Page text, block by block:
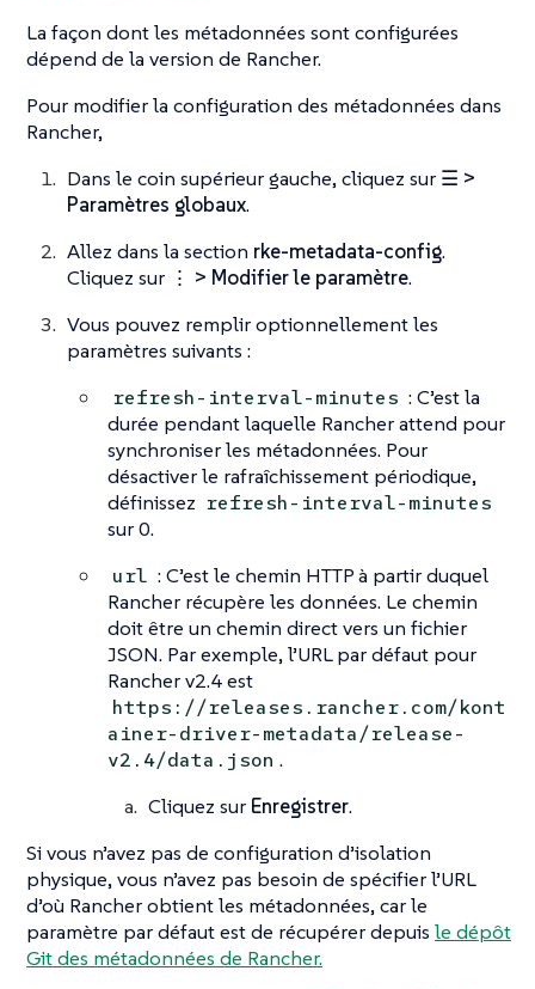
La façon dont les métadonnées sont configurées
dépend de la version de Rancher.
Pour modifier la configuration des métadonnées dans
Rancher,
Dans le coin supérieur gauche, cliquez sur ☰ >
Paramètres globaux.
Allez dans la section rke-metadata-config.
Cliquez sur ⋮ > Modifier le paramètre.
Vous pouvez remplir optionnellement les
paramètres suivants :
refresh-interval-minutes : C’est la
durée pendant laquelle Rancher attend pour
synchroniser les métadonnées. Pour
désactiver le rafraîchissement périodique,
définissez refresh-interval-minutes
sur 0.
url : C’est le chemin HTTP à partir duquel
Rancher récupère les données. Le chemin
doit être un chemin direct vers un fichier
JSON. Par exemple, l’URL par défaut pour
Rancher v2.4 est
https://releases.rancher.com/kont
ainer-driver-metadata/release-
v2.4/data.json .
Cliquez sur Enregistrer.
Si vous n’avez pas de configuration d’isolation
physique, vous n’avez pas besoin de spécifier l’URL
d’où Rancher obtient les métadonnées, car le
paramètre par défaut est de récupérer depuis le dépôt
Git des métadonnées de Rancher.